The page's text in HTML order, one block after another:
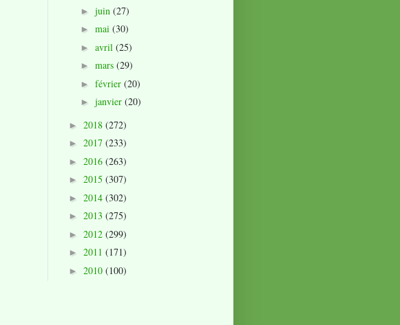
► juin (27)
► mai (30)
► avril (25)
► mars (29)
► février (20)
► janvier (20)
► 2018 (272)
► 2017 (233)
► 2016 (263)
► 2015 (307)
► 2014 (302)
► 2013 (275)
► 2012 (299)
► 2011 (171)
► 2010 (100)